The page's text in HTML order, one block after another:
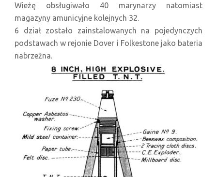
Wieżę obsługiwało 40 marynarzy natomiast
magazyny amunicyjne kolejnych 32.
6 dział zostało zainstalowanych na pojedynczych
podstawach w rejonie Dover i Folkestone jako bateria
nabrzeżna.